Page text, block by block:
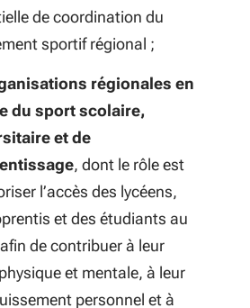
de coordination du
sportif régional ;
régionales en
du sport scolaire,
et de
, dont le rôle est
l’accès des lycéens,
et des étudiants au
de contribuer à leur
et mentale, à leur
personnel et à